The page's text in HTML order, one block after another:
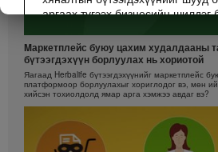
аргаах түгээх бизнесийн
сайхан руу нь өөрчлөх зорилго
юм.
Бичлэгүүд Маркетингийн
шатлалтын, өөр улс орны зарим
Даасан Гишүүдийн
туршлагыг агуулсан байж болох
бөгөөд Энэ нь таны олох
Mаркетплейс буюу цахим худалдааны
бүтээгдэхүүн борлуулах нь хориотой
Яагаад Herbalife бүтээгдэхүүнийг маркетплейс
платформоор борлуулахыг хориглодог вэ, мөн
хийсэн тохиолдолд ямар арга хэмжээ авдаг вэ?